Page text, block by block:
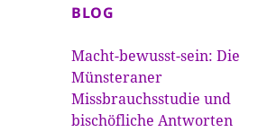
BLOG
Macht-bewusst-sein: Die
Münsteraner
Missbrauchsstudie und
bischöfliche Antworten